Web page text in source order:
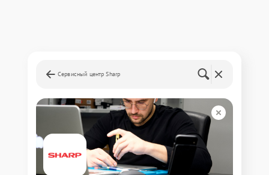
Сервисный центр Sharp